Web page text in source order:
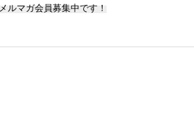
メルマガ会員募集中です！